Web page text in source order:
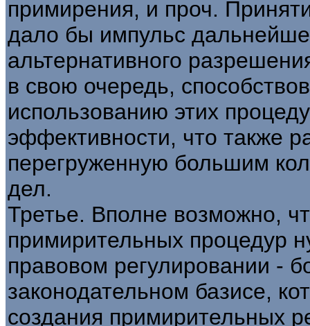
примирения, и проч.
дало бы импульс
альтернативного
в свою очередь,
использованию этих
эффективности, что также
перегруженную большим
дел.
Третье. Вполне возможно,
примирительных процедур
правовом регулировании -
законодательном базисе,
создания примирительных